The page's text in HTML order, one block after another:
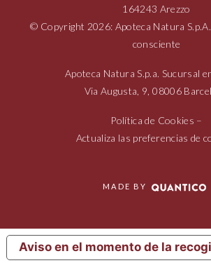
164243 Arezzo
© Copyright 2026: Apoteca Natura
consciente
Apoteca Natura S.p.a. Sucursal
Via Augusta, 9, 08006
Política de Cookies –
Actualiza las preferencias de
MADE BY
Aviso en el momento de la